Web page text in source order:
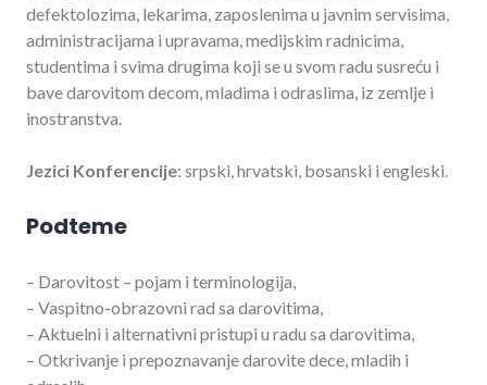
defektolozima, lekarima, zaposlenima u javnim servisima,
administracijama i upravama, medijskim radnicima,
studentima i svima drugima koji se u svom radu susreću i
bave darovitom decom, mladima i odraslima, iz zemlje i
inostranstva.
Jezici Konferencije: srpski, hrvatski, bosanski i engleski.
Podteme
– Darovitost – pojam i terminologija,
– Vaspitno-obrazovni rad sa darovitima,
– Aktuelni i alternativni pristupi u radu sa darovitima,
– Otkrivanje i prepoznavanje darovite dece, mladih i